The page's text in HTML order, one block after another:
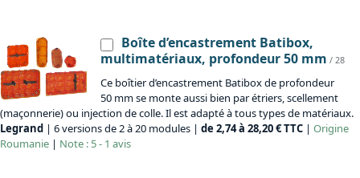
Boîte d’encastrement Batibox,
multimatériaux, profondeur 50 mm / 28
Ce boîtier d’encastrement Batibox de profondeur
50 mm se monte aussi bien par étriers, scellement
(maçonnerie) ou injection de colle. Il est adapté à tous types de matériaux.
Legrand | 6 versions de 2 à 20 modules | de 2,74 à 28,20 € TTC | Origine
Roumanie | Note : 5 - 1 avis